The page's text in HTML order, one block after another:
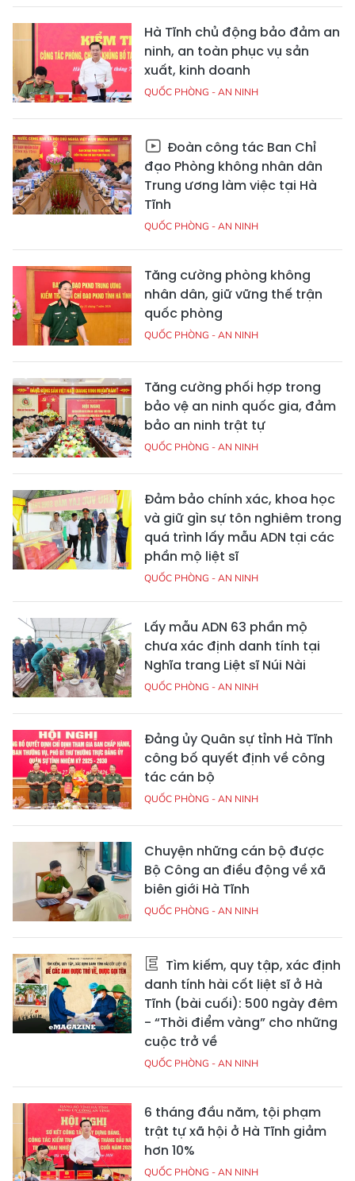
Hà Tĩnh chủ động bảo đảm an
ninh, an toàn phục vụ sản
xuất, kinh doanh
QUỐC PHÒNG - AN NINH
Đoàn công tác Ban Chỉ
đạo Phòng không nhân dân
Trung ương làm việc tại Hà
Tĩnh
QUỐC PHÒNG - AN NINH
Tăng cường phòng không
nhân dân, giữ vững thế trận
quốc phòng
QUỐC PHÒNG - AN NINH
Tăng cường phối hợp trong
bảo vệ an ninh quốc gia, đảm
bảo an ninh trật tự
QUỐC PHÒNG - AN NINH
Đảm bảo chính xác, khoa học
và giữ gìn sự tôn nghiêm trong
quá trình lấy mẫu ADN tại các
phần mộ liệt sĩ
QUỐC PHÒNG - AN NINH
Lấy mẫu ADN 63 phần mộ
chưa xác định danh tính tại
Nghĩa trang Liệt sĩ Núi Nài
QUỐC PHÒNG - AN NINH
Đảng ủy Quân sự tỉnh Hà Tĩnh
công bố quyết định về công
tác cán bộ
QUỐC PHÒNG - AN NINH
Chuyện những cán bộ được
Bộ Công an điều động về xã
biên giới Hà Tĩnh
QUỐC PHÒNG - AN NINH
Tìm kiếm, quy tập, xác định
danh tính hài cốt liệt sĩ ở Hà
Tĩnh (bài cuối): 500 ngày đêm
- “Thời điểm vàng” cho những
cuộc trở về
QUỐC PHÒNG - AN NINH
6 tháng đầu năm, tội phạm
trật tự xã hội ở Hà Tĩnh giảm
hơn 10%
QUỐC PHÒNG - AN NINH